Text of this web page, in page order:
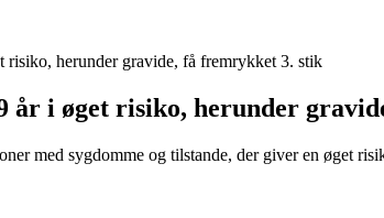
risiko, herunder gravide, få fremrykket 3. stik
år i øget risiko, herunder
med sygdomme og tilstande, der giver en øget